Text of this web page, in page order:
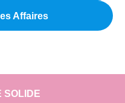
Affaires
SOLIDE